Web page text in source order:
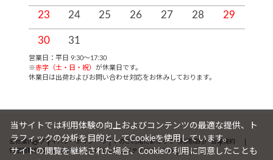
23 24 25 26 27 28 29
30 31
営業日：平日 9:30～17:30
※赤字（土・日・祝） が休業日です。
休業日は出荷およびお問い合わせ対応をお休みしております。
会社案内 プライバシーポリシー サイトのご利用にあたって（利用規約）会員規約
特定商取引法に基づく表記についてセキュリティについてFAQ
当サイトでは利用体験の向上およびコンテンツの最適な提供、ト
ラフィックの分析を目的としてCookieを使用しています。
サイトの閲覧を継続された場合、Cookieの利用に同意したことも